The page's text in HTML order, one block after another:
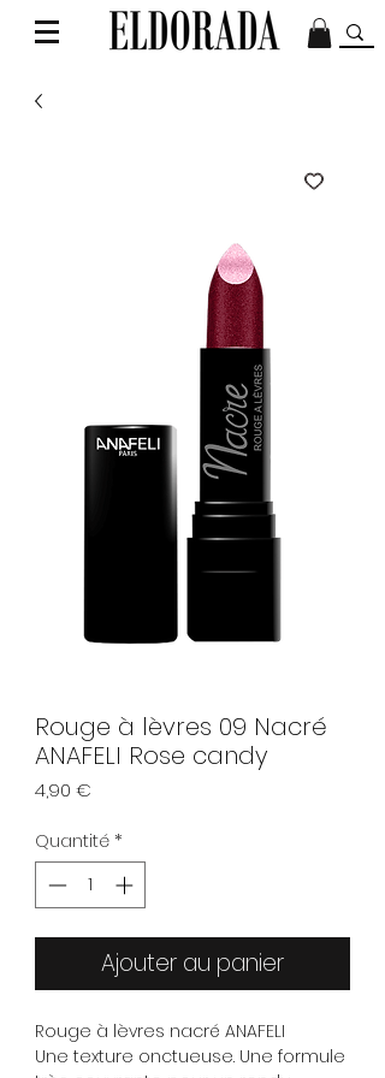
Rouge à lèvres 09 Nacré
ANAFELI Rose candy
4,90 €
Quantité*
Ajouter au panier
Rouge à lèvres nacré ANAFELI
Une texture onctueuse. Une formule